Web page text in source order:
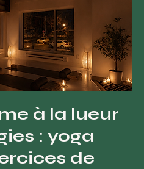
à la lueur
: yoga
de